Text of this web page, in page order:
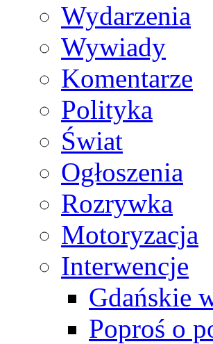
Wydarzenia
Wywiady
Komentarze
Polityka
Świat
Ogłoszenia
Rozrywka
Motoryzacja
Interwencje
Gdańskie
Poproś o